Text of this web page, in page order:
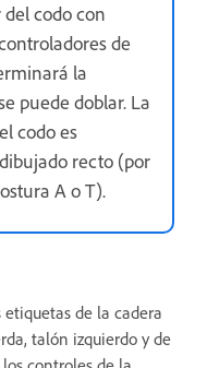
codo con
de
la
puede doblar. La
codo es
recto (por
A o T).
de la cadera
talón izquierdo y de